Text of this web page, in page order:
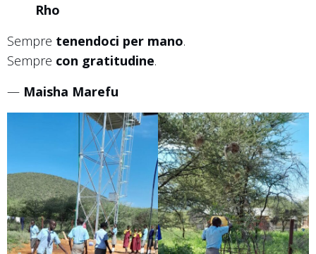
Rho
Sempre tenendoci per mano.
Sempre con gratitudine.
— Maisha Marefu